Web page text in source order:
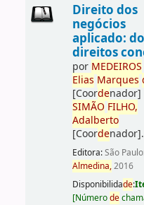
Direito dos
negócios
aplicado:
direitos
por MEDEIROS
Elias Marques
[Coordenador]
SIMÃO FILHO,
Adalberto
[Coordenador].
Editora:São
Almedina,2016
Disponibilidade:
[Númerode